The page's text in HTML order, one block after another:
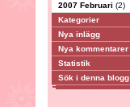
2007 Februari (2)
Kategorier
Nya inlägg
Nya kommentarer
Statistik
Sök i denna blogg